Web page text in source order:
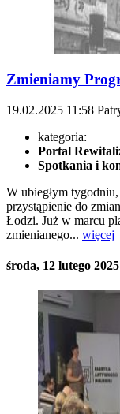
Zmieniamy
19.02.2025 11:58
kategoria:
Portal
Spotkania i
W ubiegłym tygodniu,
przystąpienie do
Łodzi. Już w marcu
zmienianego... więcej
środa, 12 lutego 2025